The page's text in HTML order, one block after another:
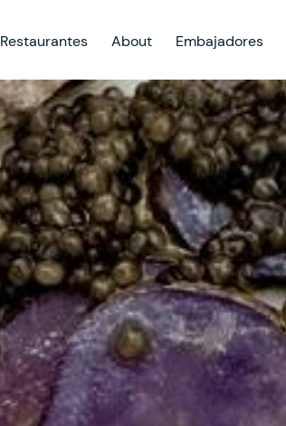
Restaurantes About Embajadores